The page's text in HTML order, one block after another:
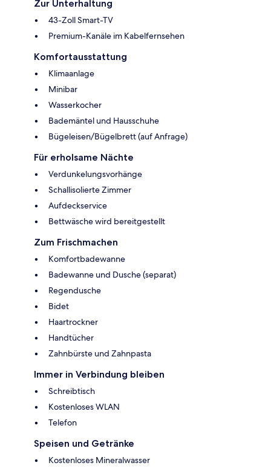
Zur Unterhaltung
43-Zoll Smart-TV
Premium-Kanäle im Kabelfernsehen
Komfortausstattung
Klimaanlage
Minibar
Wasserkocher
Bademäntel und Hausschuhe
Bügeleisen/Bügelbrett (auf Anfrage)
Für erholsame Nächte
Verdunkelungsvorhänge
Schallisolierte Zimmer
Aufdeckservice
Bettwäsche wird bereitgestellt
Zum Frischmachen
Komfortbadewanne
Badewanne und Dusche (separat)
Regendusche
Bidet
Haartrockner
Handtücher
Zahnbürste und Zahnpasta
Immer in Verbindung bleiben
Schreibtisch
Kostenloses WLAN
Telefon
Speisen und Getränke
Kostenloses Mineralwasser